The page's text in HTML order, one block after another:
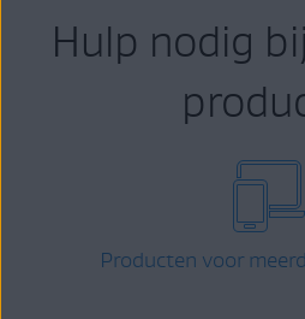
Hulp nodig
Producten voor